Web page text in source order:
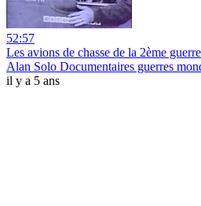
52:57
Les avions de chasse de la 2ème
Alan Solo Documentaires guerres
il y a 5 ans